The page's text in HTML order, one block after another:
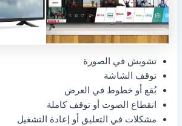
تشويش في الصورة
توقف الشاشة
بُقع أو خطوط في العرض
انقطاع الصوت أو توقف كاملة
مشكلات في التعليق أو إعادة التشغيل